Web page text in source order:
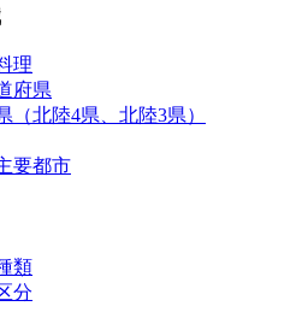
理
府県
北陸4県、北陸3県）
要都市
類
分